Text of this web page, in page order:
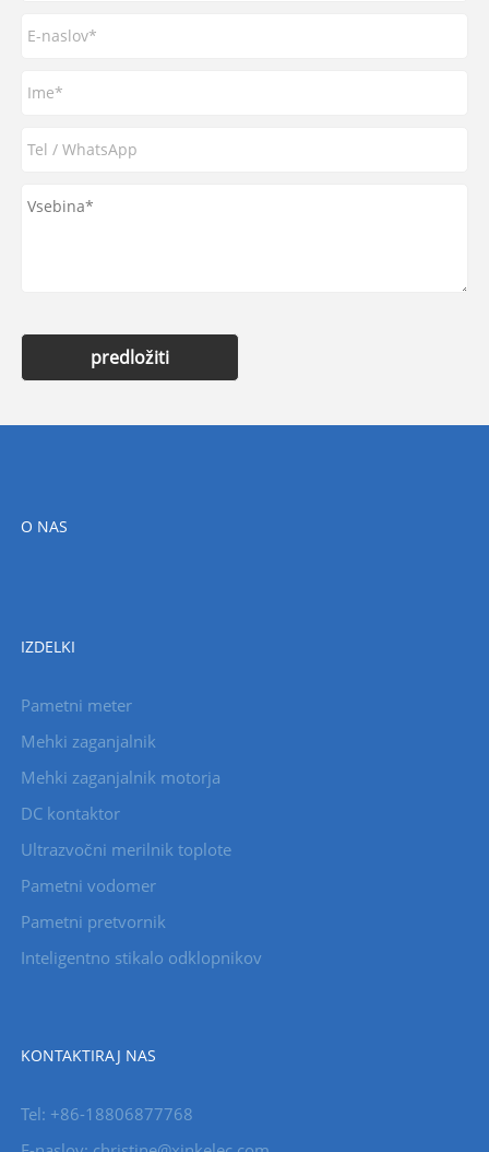
predložiti
O NAS
IZDELKI
Pametni meter
Mehki zaganjalnik
Mehki zaganjalnik motorja
DC kontaktor
Ultrazvočni merilnik toplote
Pametni vodomer
Pametni pretvornik
Inteligentno stikalo odklopnikov
KONTAKTIRAJ NAS
Tel: +86-18806877768